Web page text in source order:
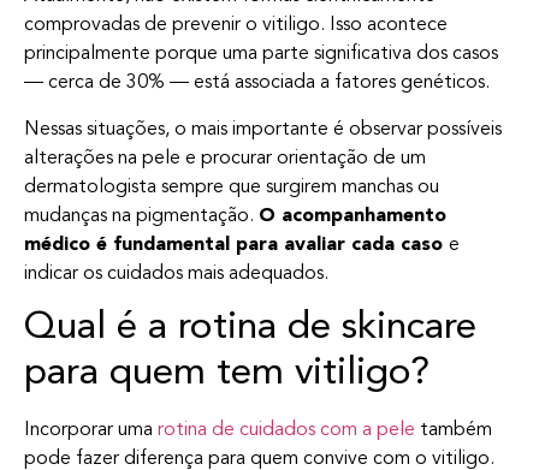
comprovadas de prevenir o vitiligo. Isso acontece
principalmente porque uma parte significativa dos casos
— cerca de 30% — está associada a fatores genéticos.
Nessas situações, o mais importante é observar possíveis
alterações na pele e procurar orientação de um
dermatologista sempre que surgirem manchas ou
mudanças na pigmentação. O acompanhamento
médico é fundamental para avaliar cada caso e
indicar os cuidados mais adequados.
Qual é a rotina de skincare
para quem tem vitiligo?
Incorporar uma rotina de cuidados com a pele também
pode fazer diferença para quem convive com o vitiligo.